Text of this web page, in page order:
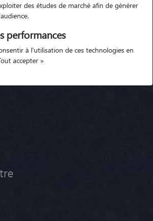
des études de marché afin de générer
performances
à l'utilisation de ces technologies en
accepter »